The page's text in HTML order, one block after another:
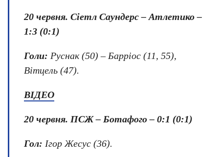
20 червня. Сіетл Саундерс – Атлетико –
1:3 (0:1)
Голи: Руснак (50) – Барріос (11, 55),
Вітцель (47).
ВІДЕО
20 червня. ПСЖ – Ботафого – 0:1 (0:1)
Гол: Ігор Жесус (36).